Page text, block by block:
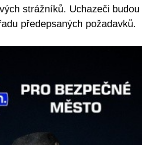
strážníků. Uchazeči budou
předepsaných požadavků.